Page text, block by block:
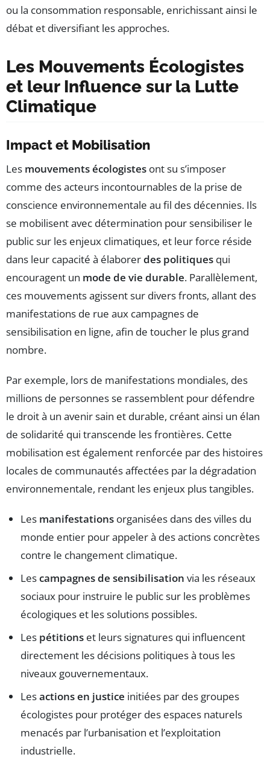
ou la consommation responsable, enrichissant ainsi le
débat et diversifiant les approches.
Les Mouvements Écologistes
et leur Influence sur la Lutte
Climatique
Impact et Mobilisation
Les mouvements écologistes ont su s’imposer
comme des acteurs incontournables de la prise de
conscience environnementale au fil des décennies. Ils
se mobilisent avec détermination pour sensibiliser le
public sur les enjeux climatiques, et leur force réside
dans leur capacité à élaborerdes politiques qui
encouragent un mode de vie durable. Parallèlement,
ces mouvements agissent sur divers fronts, allant des
manifestations de rue aux campagnes de
sensibilisation en ligne, afin de toucher le plus grand
nombre.
Par exemple, lors de manifestations mondiales, des
millions de personnes se rassemblent pour défendre
le droit à un avenir sain et durable, créant ainsi un élan
de solidarité qui transcende les frontières. Cette
mobilisation est également renforcée par des histoires
locales de communautés affectées par la dégradation
environnementale, rendant les enjeux plus tangibles.
Les manifestations organisées dans des villes du
monde entier pour appeler à des actions concrètes
contre le changement climatique.
Lescampagnes de sensibilisation via les réseaux
sociaux pour instruire le public sur les problèmes
écologiques et les solutions possibles.
Les pétitions et leurs signatures qui influencent
directement les décisions politiques à tous les
niveaux gouvernementaux.
Lesactions en justice initiées par des groupes
écologistes pour protéger des espaces naturels
menacés par l’urbanisation et l’exploitation
industrielle.